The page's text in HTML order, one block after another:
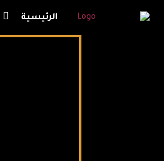
الرئيسية